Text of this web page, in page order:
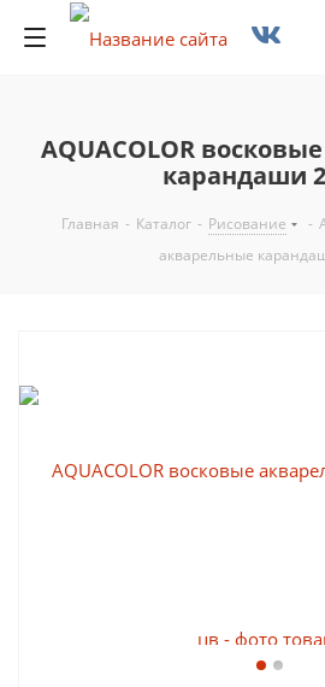
AQUACOLOR
карандаши
Главная - Каталог - Рисование -
акварельные